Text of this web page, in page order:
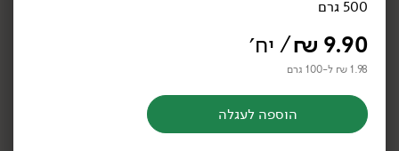
כרמלה To Go: מארז ירקות
לדרך
189.00
מגש ירקות חתוכים
500 גרם
9.90
₪/ יח׳
1.98 ₪ ל-100 גרם
הוספה לעגלה